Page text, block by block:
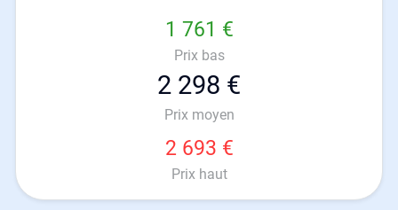
1 761 €
Prix bas
2 298 €
Prix moyen
2 693 €
Prix haut